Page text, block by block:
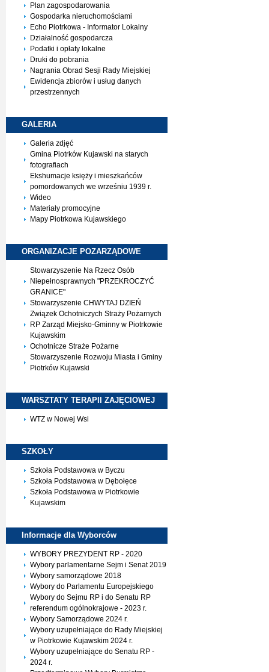
Plan zagospodarowania
Gospodarka nieruchomościami
Echo Piotrkowa - Informator Lokalny
Działalność gospodarcza
Podatki i opłaty lokalne
Druki do pobrania
Nagrania Obrad Sesji Rady Miejskiej
Ewidencja zbiorów i usług danych
przestrzennych
GALERIA
Galeria zdjęć
Gmina Piotrków Kujawski na starych
fotografiach
Ekshumacje księży i mieszkańców
pomordowanych we wrześniu 1939 r.
Wideo
Materiały promocyjne
Mapy Piotrkowa Kujawskiego
ORGANIZACJE POZARZĄDOWE
Stowarzyszenie Na Rzecz Osób
Niepełnosprawnych "PRZEKROCZYĆ
GRANICE"
Stowarzyszenie CHWYTAJ DZIEŃ
Związek Ochotniczych Straży Pożarnych
RP Zarząd Miejsko-Gminny w Piotrkowie
Kujawskim
Ochotnicze Straże Pożarne
Stowarzyszenie Rozwoju Miasta i Gminy
Piotrków Kujawski
WARSZTATY TERAPII ZAJĘCIOWEJ
WTZ w Nowej Wsi
SZKOŁY
Szkoła Podstawowa w Byczu
Szkoła Podstawowa w Dębołęce
Szkoła Podstawowa w Piotrkowie
Kujawskim
Informacje dla Wyborców
WYBORY PREZYDENT RP - 2020
Wybory parlamentarne Sejm i Senat 2019
Wybory samorządowe 2018
Wybory do Parlamentu Europejskiego
Wybory do Sejmu RP i do Senatu RP
referendum ogólnokrajowe - 2023 r.
Wybory Samorządowe 2024 r.
Wybory uzupełniające do Rady Miejskiej
w Piotrkowie Kujawskim 2024 r.
Wybory uzupełniające do Senatu RP -
2024 r.